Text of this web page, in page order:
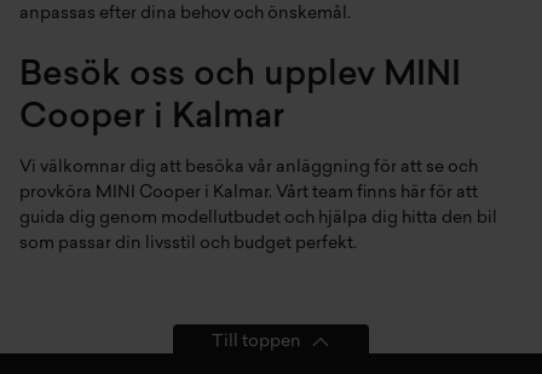
anpassas efter dina behov och önskemål.
Besök oss och upplev MINI
Cooper i Kalmar
Vi välkomnar dig att besöka vår anläggning för att se och
provköra MINI Cooper i Kalmar. Vårt team finns här för att
guida dig genom modellutbudet och hjälpa dig hitta den bil
som passar din livsstil och budget perfekt.
Till toppen